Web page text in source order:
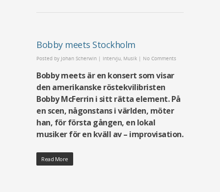
Bobby meets Stockholm
Posted by Johan Scherwin | Intervju Musik | No Comments
Bobby meets är en konsert som visar
den amerikanske röstekvilibristen
Bobby McFerrin i sitt rätta element. På
en scen, någonstans i världen, möter
han, för första gången, en lokal
musiker för en kväll av – improvisation.
Read More